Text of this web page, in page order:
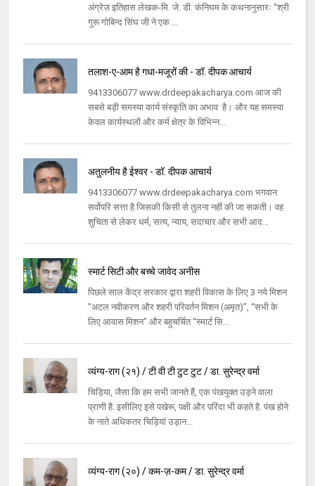
अंग्रेज़ इतिहास लेखक-मि. जे. डी. कंनिघम के कथनानुसारः “श्री
गुरू गोबिन्द सिंघ जी ने एक ...
तलाश-ए-आम है गधा-मजूरों की - डॉ. दीपक आचार्य
9413306077 www.drdeepakacharya.com आज की
सबसे बड़ी समस्या कार्य संस्कृति का अभाव है। और यह समस्या
केवल कार्यस्थलों और कर्म क्षेत्र के विभिन्न...
अतुलनीय है ईश्वर - डॉ. दीपक आचार्य
9413306077 www.drdeepakacharya.com भगवान
सर्वोपरि सत्ता है जिसकी किसी से तुलना नहीं की जा सकती। वह
शुचिता से लेकर धर्म, सत्य, न्याय, सदाचार और सभी आद...
स्मार्ट सिटी और बच्चे जावेद अनीस
पिछले साल केंद्र सरकार द्वारा शहरी विकास के लिए 3 नये मिशन
"अटल नवीकरण और शहरी परिवर्तन मिशन (अमृत)”, “सभी के
लिए आवास मिशन” और बहुचर्चित “स्मार्ट सि...
व्यंग्य-राग (२१) / टी वी टी टुट टुट / डा. सुरेन्द्र वर्मा
चिड़िया, जैसा कि हम सभी जानते हैं, एक पंखयुक्त उड़ने वाला
प्राणी है. इसीलिए इसे पखेरू, पक्षी और परिंदा भी कहते है. पंख होने
के नाते अधिकतर चिड़ियां उड़ान...
व्यंग्य-राग (२०) / कम-ज़-कम / डा. सुरेन्द्र वर्मा